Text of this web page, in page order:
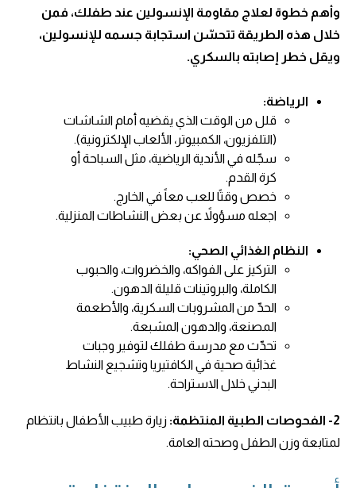
وأهم خطوة لعلاج مقاومة الإنسولين عند طفلك، فمن
خلال هذه الطريقة تتحسّن استجابة جسمه للإنسولين،
ويقل خطر إصابته بالسكري.
الرياضة:
قلل من الوقت الذي يقضيه أمام الشاشات
(التلفزيون، الكمبيوتر، الألعاب الإلكترونية).
سجّله في الأندية الرياضية، مثل السباحة أو
كرة القدم.
خصص وقتًا للعب معاً في الخارج.
اجعله مسؤولاً عن بعض النشاطات المنزلية.
النظام الغذائي الصحي:
التركيز على الفواكه، والخضروات، والحبوب
الكاملة، والبروتينات قليلة الدهون.
الحدّ من المشروبات السكرية، والأطعمة
المصنعة، والدهون المشبعة.
تحدّث مع مدرسة طفلك لتوفير وجبات
غذائية صحية في الكافتيريا وتشجيع النشاط
البدني خلال الاستراحة.
2- الفحوصات الطبية المنتظمة: زيارة طبيب الأطفال بانتظام
لمتابعة وزن الطفل وصحته العامة.